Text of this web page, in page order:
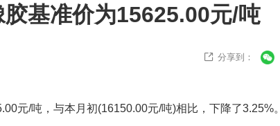
基准价为15625.00元/吨
 分享到：
元/吨，与本月初(16150.00元/吨)相比，下降了3.25%。